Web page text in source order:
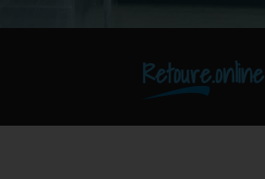
Retoure.online